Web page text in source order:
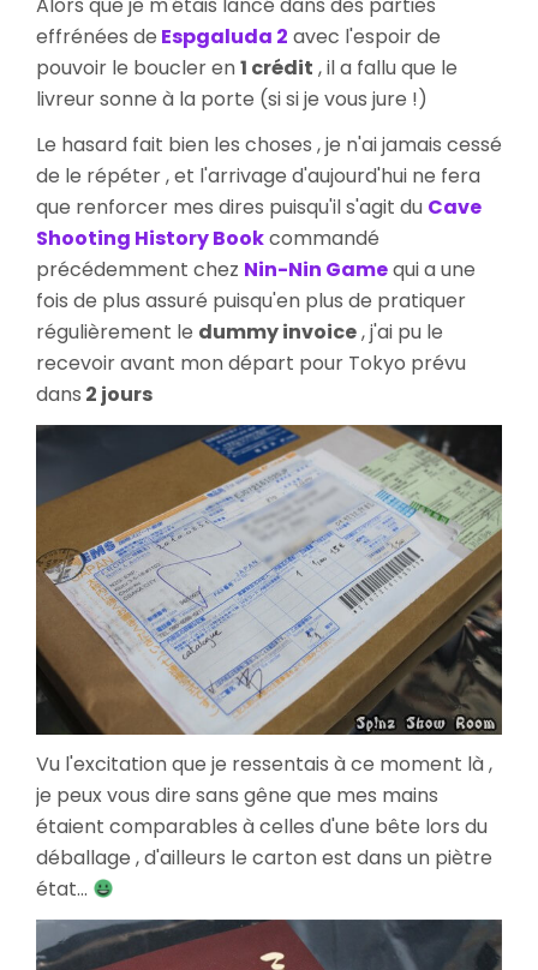
effrénées de Espgaluda 2 avec l'espoir de
pouvoir le boucler en1 crédit , il a fallu que le
livreur sonne à la porte (si si je vous jure !)
Le hasard fait bien les choses , je n'ai jamais cessé
de le répéter , et l'arrivage d'aujourd'hui ne fera
que renforcer mes dires puisqu'il s'agit du Cave
Shooting History Bookcommandé
précédemment chez Nin-Nin Gamequi a une
fois de plus assuré puisqu'en plus de pratiquer
régulièrement le dummy invoice, j'ai pu le
recevoir avant mon départ pour Tokyo prévu
dans 2 jours
Vu l'excitation que je ressentais à ce moment là ,
je peux vous dire sans gêne que mes mains
étaient comparables à celles d'une bête lors du
déballage , d'ailleurs le carton est dans un piètre
état...